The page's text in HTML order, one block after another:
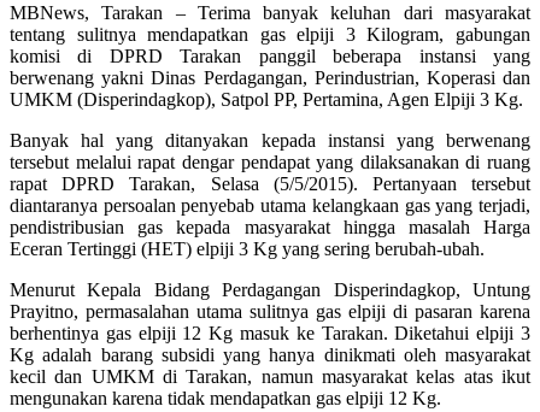
MBNews, Tarakan – Terima banyak keluhan dari masyarakat
tentang sulitnya mendapatkan gas elpiji 3 Kilogram, gabungan
komisi di DPRD Tarakan panggil beberapa instansi yang
berwenang yakni Dinas Perdagangan, Perindustrian, Koperasi dan
UMKM (Disperindagkop), Satpol PP, Pertamina, Agen Elpiji 3 Kg.
Banyak hal yang ditanyakan kepada instansi yang berwenang
tersebut melalui rapat dengar pendapat yang dilaksanakan di ruang
rapat DPRD Tarakan, Selasa (5/5/2015). Pertanyaan tersebut
diantaranya persoalan penyebab utama kelangkaan gas yang terjadi,
pendistribusian gas kepada masyarakat hingga masalah Harga
Eceran Tertinggi (HET) elpiji 3 Kg yang sering berubah-ubah.
Menurut Kepala Bidang Perdagangan Disperindagkop, Untung
Prayitno, permasalahan utama sulitnya gas elpiji di pasaran karena
berhentinya gas elpiji 12 Kg masuk ke Tarakan. Diketahui elpiji 3
Kg adalah barang subsidi yang hanya dinikmati oleh masyarakat
kecil dan UMKM di Tarakan, namun masyarakat kelas atas ikut
mengunakan karena tidak mendapatkan gas elpiji 12 Kg.